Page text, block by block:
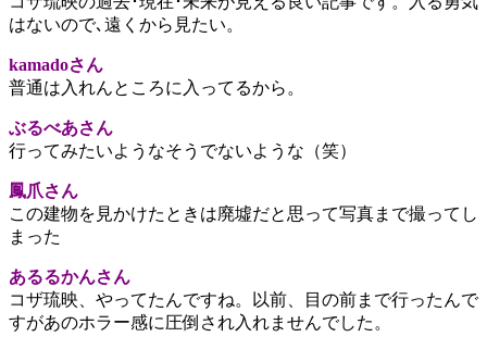
はないので､遠くから見たい。
kamadoさん
普通は入れんところに入ってるから。
ぶるべあさん
行ってみたいようなそうでないような（笑）
鳳爪さん
この建物を見かけたときは廃墟だと思って写真まで撮ってし
まった
あるるかんさん
コザ琉映、 やってたんですね。以前、目の前まで行ったんで
すがあのホラー感に圧倒され入れませんでした。